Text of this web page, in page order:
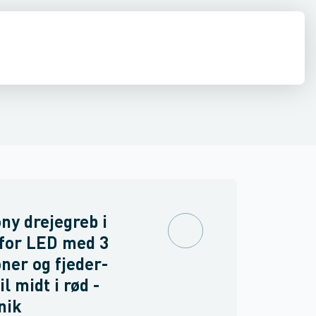
drejegreb i
LED med 3
og fjeder-
midt i rød -